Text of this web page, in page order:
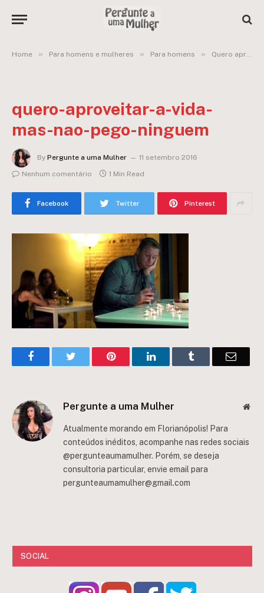
Home » Para homens e mulheres » Para homens » Quero aproveitar mais a vida antes de me amarrar, porém, não consigo pegar ninguém
quero-aproveitar-a-vida-
mas-nao-pego-ninguem
By Pergunte a uma Mulher
11 setembro 2016
Nenhum comentário
1 Min Read
Facebook Twitter Pinterest
FacebookTwitter Pinterest LinkedInTumblr Email
Pergunte a uma Mulher
Atualmente morando em Florianópolis! Para
conteúdos inéditos, acompanhe nas redes sociais
@pergunteaumamulher. Porém, se deseja
consultoria particular, envie email para
pergunteaumamulher@gmail.com
SOCIAL